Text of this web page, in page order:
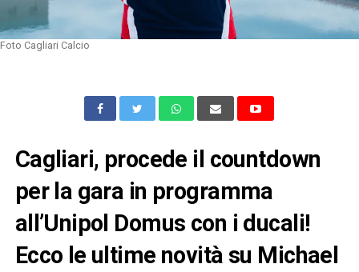
Foto Cagliari Calcio
Cagliari, procede il countdown
per la gara in programma
all’Unipol Domus con i ducali!
Ecco le ultime novità su Michael